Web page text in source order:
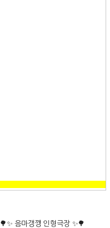
🌳✨ 음마갱깽 인형극장 ✨🌳